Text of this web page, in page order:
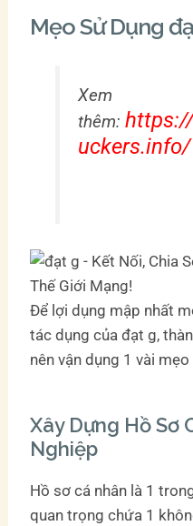
Mẹo Sử Dụng
Xem
thêm:
Để lợi dụng mập nhất
tác dụng của đạt g,
nên vận dụng 1 vài mẹo
Xây Dựng Hồ Sơ
Nghiệp
Hồ sơ cá nhân là 1
quan trọng chứa 1